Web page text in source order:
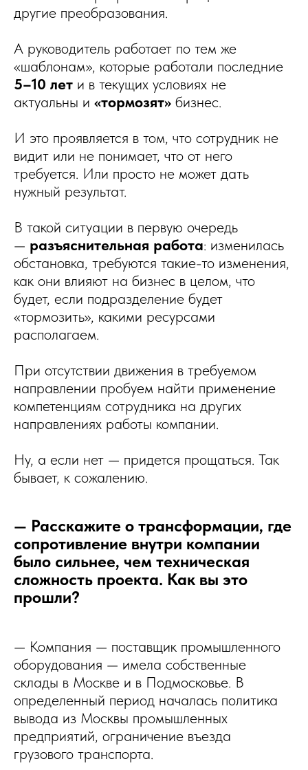
другие преобразования.
А руководитель работает по тем же
«шаблонам», которые работали последние
5–10 лет и в текущих условиях не
актуальны и «тормозят» бизнес.
И это проявляется в том, что сотрудник не
видит или не понимает, что от него
требуется. Или просто не может дать
нужный результат.
В такой ситуации в первую очередь
— разъяснительная работа: изменилась
обстановка, требуются такие-то изменения,
как они влияют на бизнес в целом, что
будет, если подразделение будет
«тормозить», какими ресурсами
располагаем.
При отсутствии движения в требуемом
направлении пробуем найти применение
компетенциям сотрудника на других
направлениях работы компании.
Ну, а если нет — придется прощаться. Так
бывает, к сожалению.
— Расскажите о трансформации, где
сопротивление внутри компании
было сильнее, чем техническая
сложность проекта. Как вы это
прошли?
— Компания — поставщик промышленного
оборудования — имела собственные
склады в Москве и в Подмосковье. В
определенный период началась политика
вывода из Москвы промышленных
предприятий, ограничение въезда
грузового транспорта.